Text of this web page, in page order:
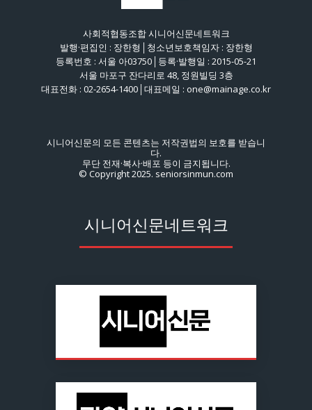
사회적협동조합 시니어신문네트워크
발행·편집인 : 장한형│청소년보호책임자 : 장한형
등록번호 : 서울 아03750│등록·발행일 : 2015-05-21
서울 마포구 잔다리로 48, 정원빌딩 3층
대표전화 : 02-2654-1400│대표메일 : one@mainage.co.kr
시니어신문의 모든 콘텐츠는 저작권법의 보호를 받습니
다.
무단 전재·복사·배포 등이 금지됩니다.
© Copyright 2025. seniorsinmun.com
시니어신문네트워크